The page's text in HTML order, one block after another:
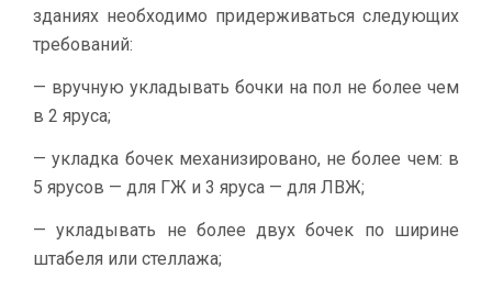
зданиях необходимо придерживаться следующих
требований:
— вручную укладывать бочки на пол не более чем
в 2 яруса;
— укладка бочек механизировано, не более чем: в
5 ярусов — для ГЖ и 3 яруса — для ЛВЖ;
— укладывать не более двух бочек по ширине
штабеля или стеллажа;